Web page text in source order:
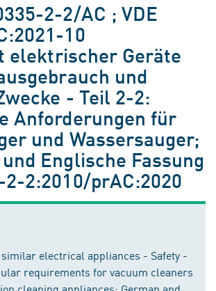
2-2/AC ; VDE
10
elektrischer Geräte
und
- Teil 2-2:
Anforderungen für
und Wassersauger;
Englische Fassung
2-2:2010/prAC:2020
electrical appliances - Safety -
requirements for vacuum cleaners